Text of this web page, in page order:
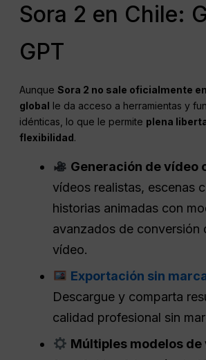
Sora 2 en Chile:
GPT
AunqueSora 2 no sale oficialmente
global le da acceso a herramientas y
idénticas, lo que le permite plena
flexibilidad.
Generación de vídeo
vídeos realistas, escenas
historias animadas con
avanzados de conversión
vídeo.
Exportación sin
Descargue y comparta
calidad profesional sin
Múltiples modelos de